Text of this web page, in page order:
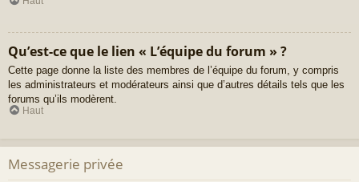
Qu’est-ce que le lien « L’équipe du forum » ?
Cette page donne la liste des membres de l’équipe du forum, y compris
les administrateurs et modérateurs ainsi que d’autres détails tels que les
forums qu’ils modèrent.
Haut
Messagerie privée